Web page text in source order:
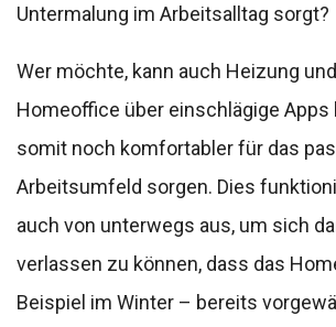
Untermalung im Arbeitsalltag sorgt?
Wer möchte, kann auch Heizung
Homeoffice über einschlägige Apps
somit noch komfortabler für das
Arbeitsumfeld sorgen. Dies
auch von unterwegs aus, um sich
verlassen zu können, dass das
Beispiel im Winter – bereits